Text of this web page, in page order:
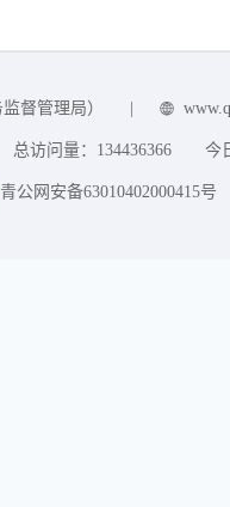
督管理局）
总访问量： 134436366 今
青公网安备63010402000415号